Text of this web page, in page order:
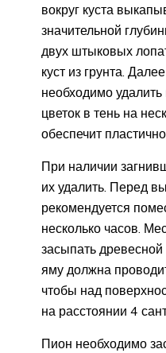
вокруг куста
значительной
двух штыковых
куст из грунта.
необходимо
цветок в тень на
обеспечит
При наличии
их удалить. Перед
рекомендуется
несколько часов.
засыпать
яму должна
чтобы над
на расстоянии 4
Пион необходимо